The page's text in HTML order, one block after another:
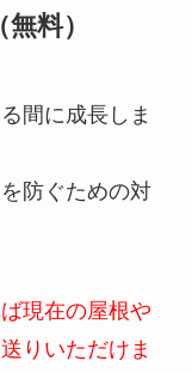
料）
間に成長しま
防ぐための対
現在の屋根や
りいただけま